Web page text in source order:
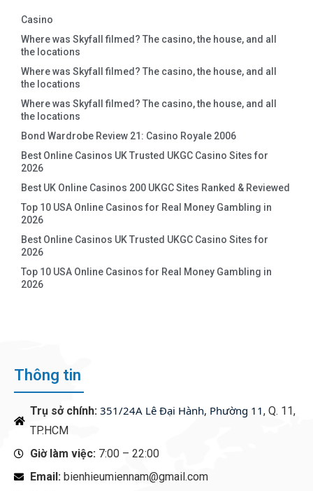
Casino
Where was Skyfall filmed? The casino, the house, and all
the locations
Where was Skyfall filmed? The casino, the house, and all
the locations
Where was Skyfall filmed? The casino, the house, and all
the locations
Bond Wardrobe Review 21: Casino Royale 2006
Best Online Casinos UK Trusted UKGC Casino Sites for
2026
Best UK Online Casinos 200 UKGC Sites Ranked & Reviewed
Top 10 USA Online Casinos for Real Money Gambling in
2026
Best Online Casinos UK Trusted UKGC Casino Sites for
2026
Top 10 USA Online Casinos for Real Money Gambling in
2026
Thông tin
Trụ sở chính: 351/24A Lê Đại Hành, Phường 11, Q. 11,
TP.HCM
Giờ làm việc: 7:00 – 22:00
Email: bienhieumiennam@gmail.com